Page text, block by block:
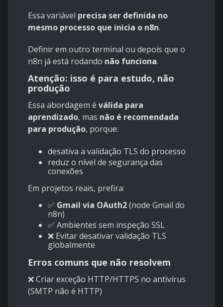
Essa variável precisa ser definida no
mesmo processo que inicia o n8n.
Definir em outro terminal ou depois que o
n8n já está rodando não funciona.
Atenção: isso é para estudo, não
produção
Essa abordagem é válida para
aprendizado, mas não é recomendada
para produção, porque:
desativa a validação TLS do processo
reduz o nível de segurança das
conexões
Em projetos reais, prefira:
✅ Gmail via OAuth2(node Gmail do
n8n)
✅ Ambientes sem inspeção SSL
❌ Evitar desativar validação TLS
globalmente
Erros comuns que não resolvem
❌ Criar exceção HTTP/HTTPS no antivírus
(SMTP não é HTTP)